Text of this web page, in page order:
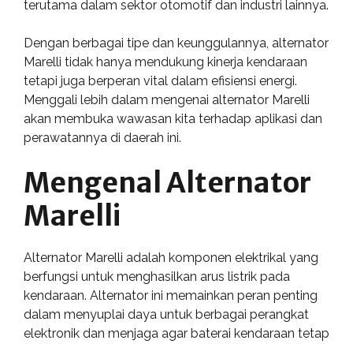
terutama dalam sektor otomotif dan industri lainnya.
Dengan berbagai tipe dan keunggulannya, alternator
Marelli tidak hanya mendukung kinerja kendaraan
tetapi juga berperan vital dalam efisiensi energi.
Menggali lebih dalam mengenai alternator Marelli
akan membuka wawasan kita terhadap aplikasi dan
perawatannya di daerah ini.
Mengenal Alternator
Marelli
Alternator Marelli adalah komponen elektrikal yang
berfungsi untuk menghasilkan arus listrik pada
kendaraan. Alternator ini memainkan peran penting
dalam menyuplai daya untuk berbagai perangkat
elektronik dan menjaga agar baterai kendaraan tetap